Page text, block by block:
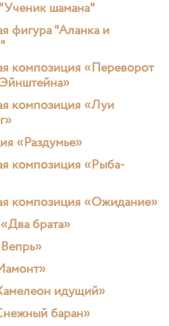
шамана"
фигура "Аланка и
композиция «Переворот
композиция «Луи
«Раздумье»
композиция «Рыба-
композиция «Ожидание»
брата»
идущий»
баран»